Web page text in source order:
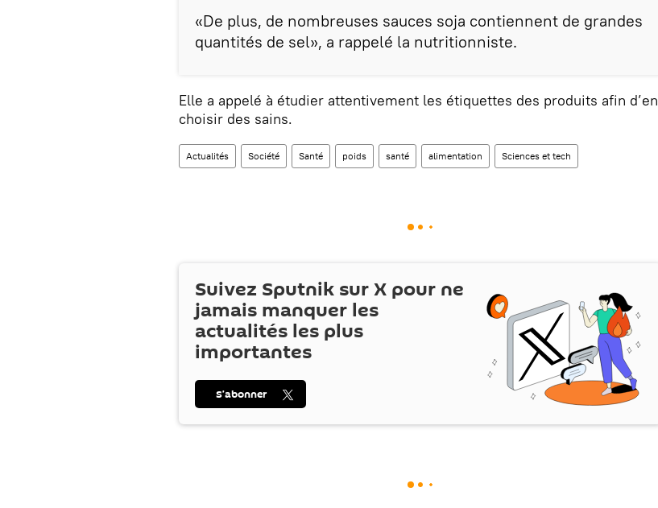
«De plus, de nombreuses sauces soja contiennent de grandes
quantités de sel», a rappelé la nutritionniste.
Elle a appelé à étudier attentivement les étiquettes des produits afin d’en
choisir des sains.
Actualités Société Santé poids santé alimentation Sciences et tech
Suivez Sputnik surX pour ne
jamais manquer les
actualités les plus
importantes
S’abonner